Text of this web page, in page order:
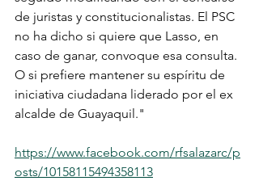
de juristas y constitucionalistas. El PSC
no ha dicho si quiere que Lasso, en
caso de ganar, convoque esa consulta.
O si prefiere mantener su espíritu de
iniciativa ciudadana liderado por el ex
alcalde de Guayaquil."
https://www.facebook.com/rfsalazarc/p
osts/10158115494358113